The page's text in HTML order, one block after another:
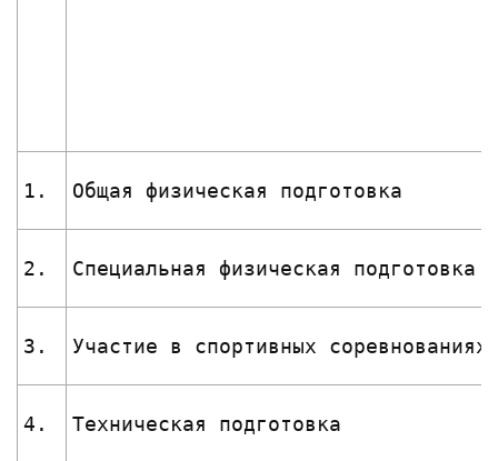
1. Общая физическая подготовка
2. Специальная физическая подготовка
3. Участие в спортивных соревнованиях
4. Техническая подготовка